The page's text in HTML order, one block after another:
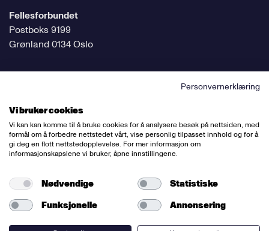
Fellesforbundet
Postboks 9199
Grønland 0134 Oslo
Følg oss på sosiale medier
Nettredaktør:Willy Bergsnov
Varsling og etiske retningslinjer
Redegjørelse etter åpenhetsloven
Personvernerklæring
Vi bruker cookies
Vi kan kan komme til å bruke cookies for å analysere besøk på nettsiden, med
formål om å forbedre nettstedet vårt, vise personlig tilpasset innhold og for å
gi deg en flott nettstedopplevelse. For mer informasjon om
informasjonskapslene vi bruker, åpne innstillingene.
Nødvendige
Statistiske
Funksjonelle
Annonsering